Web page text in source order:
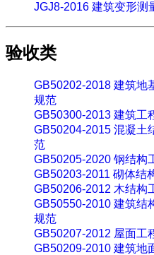
JGJ8-2016 建筑变形测
验收类
GB50202-2018 建筑地
规范
GB50300-2013 建筑工
GB50204-2015 混凝土
范
GB50205-2020 钢结构
GB50203-2011 砌体结
GB50206-2012 木结构
GB50550-2010 建筑结
规范
GB50207-2012 屋面工
GB50209-2010 建筑地